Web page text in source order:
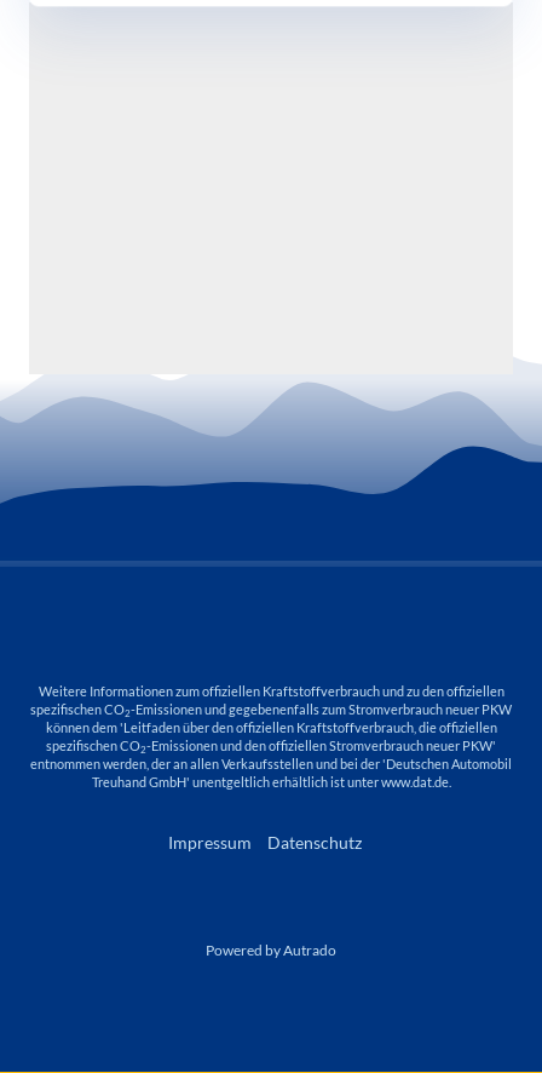
Weitere Informationen zum offiziellen Kraftstoffverbrauch und zu den offiziellen
spezifischen CO2-Emissionen und gegebenenfalls zum Stromverbrauch neuer PKW
können dem 'Leitfaden über den offiziellen Kraftstoffverbrauch, die offiziellen
spezifischen CO2-Emissionen und den offiziellen Stromverbrauch neuer PKW'
entnommen werden, der an allen Verkaufsstellen und bei der 'Deutschen Automobil
Treuhand GmbH' unentgeltlich erhältlich ist unter www.dat.de.
Impressum Datenschutz
Powered by Autrado